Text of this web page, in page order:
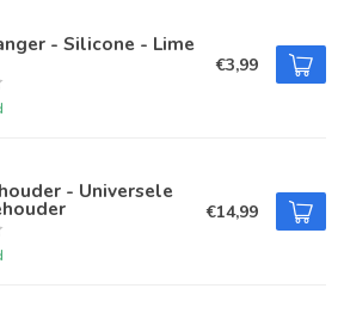
- Silicone - Lime
€3,99
- Universele
€14,99